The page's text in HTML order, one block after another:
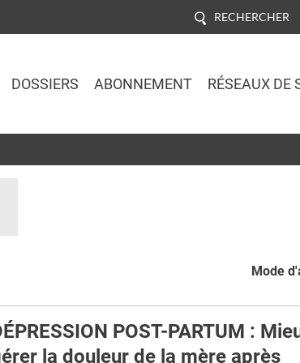
RECHERCHER
DOSSIERS ABONNEMENT RÉSEAUX DE
Mode
POST-PARTUM :
la douleur de la mère après